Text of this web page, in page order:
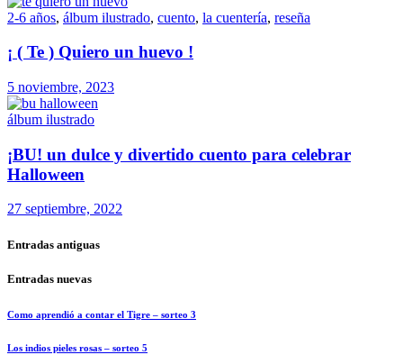
2-6 años, álbum ilustrado, cuento, la cuentería, reseña
¡ ( Te ) Quiero un huevo !
5 noviembre, 2023
álbum ilustrado
¡BU! un dulce y divertido cuento para celebrar
Halloween
27 septiembre, 2022
Entradas antiguas
Entradas nuevas
Como aprendió a contar el Tigre – sorteo 3
Los indios pieles rosas – sorteo 5